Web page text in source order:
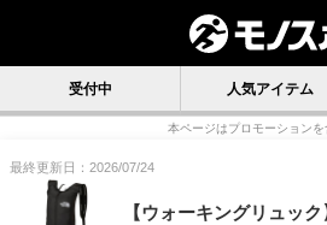
受付中 人気アイテム
本ページはプロモーション
最終更新日：2026/07/24
【ウォーキングリュッ